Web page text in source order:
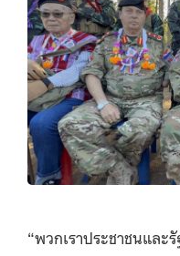
“พวกเราประชาชนแล